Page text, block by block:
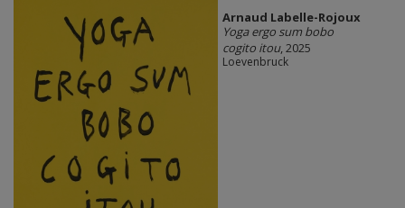
Arnaud Labelle-Rojoux
Yoga ergo sum bobo
cogito itou, 2025
Loevenbruck